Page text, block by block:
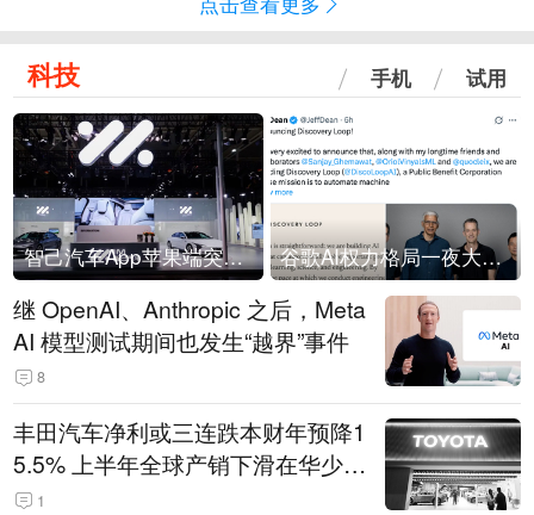
科技 手机 试用
智己汽车App苹果端突然“下架” 谷歌AI权力格局一夜大洗牌
继 OpenAI、Anthropic 之后，Meta
AI 模型测试期间也发生“越界”事件
8
丰田汽车净利或三连跌本财年预降1
5.5% 上半年全球产销下滑在华少卖
14.3万辆
1